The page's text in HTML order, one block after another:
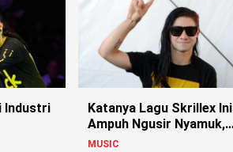
Industri
Katanya Lagu Skrillex Ini
Ampuh Ngusir Nyamuk,
Bener Gak Sih?
MUSIC